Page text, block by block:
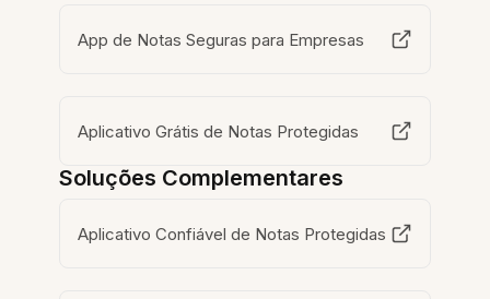
App de Notas Seguras para Empresas
Aplicativo Grátis de Notas Protegidas
Soluções Complementares
Aplicativo Confiável de Notas Protegidas